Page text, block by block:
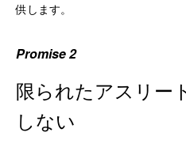
供します。
Promise 2
限られたアスリー
しない